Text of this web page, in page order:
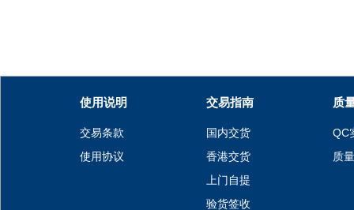
使用说明
交易条款
使用协议
交易指南
国内交货
香港交货
上门自提
验货签收
质
QC
质